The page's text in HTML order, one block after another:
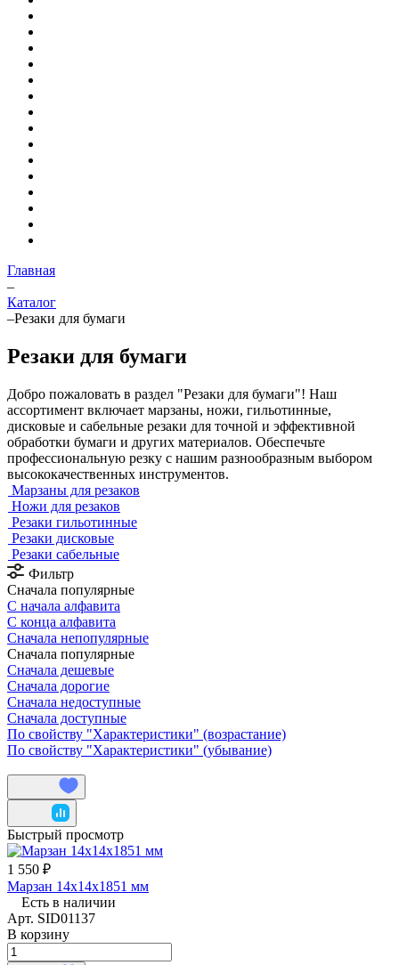
Главная
–
Каталог
–Резаки для бумаги
Резаки для бумаги
Добро пожаловать в раздел "Резаки для бумаги"! Наш
ассортимент включает марзаны, ножи, гильотинные,
дисковые и сабельные резаки для точной и эффективной
обработки бумаги и других материалов. Обеспечьте
профессиональную резку с нашим разнообразным выбором
высококачественных инструментов.
Марзаны для резаков
Ножи для резаков
Резаки гильотинные
Резаки дисковые
Резаки сабельные
Фильтр
Сначала популярные
С начала алфавита
С конца алфавита
Сначала непопулярные
Сначала популярные
Сначала дешевые
Сначала дорогие
Сначала недоступные
Сначала доступные
По свойству "Характеристики" (возрастание)
По свойству "Характеристики" (убывание)
Быстрый просмотр
1 550 ₽
Марзан 14х14х1851 мм
Есть в наличии
Арт. SID01137
В корзину